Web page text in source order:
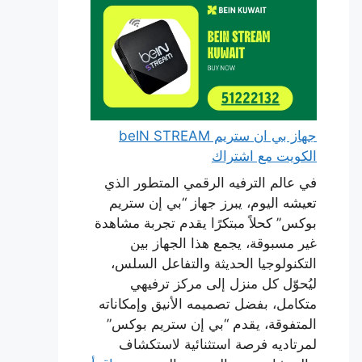
جهاز بي ان ستريم beIN STREAM
الكويت مع اشتراك
في عالم الترفيه الرقمي المتطور الذي
تعيشه اليوم، يبرز جهاز “بي إن ستريم
بوكس” كحلاً مبتكرًا يقدم تجربة مشاهدة
غير مسبوقة، يجمع هذا الجهاز بين
التكنولوجيا الحديثة والتفاعل السلس،
ليُحوّل كل منزل إلى مركز ترفيهي
متكامل، بفضل تصميمه الأنيق وإمكاناته
المتفوقة، يقدم “بي إن ستريم بوكس”
لمرتاديه فرصة استثنائية لاستكشاف